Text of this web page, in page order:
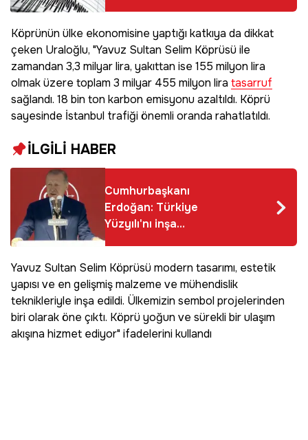
Köprünün ülke ekonomisine yaptığı katkıya da dikkat
çeken Uraloğlu, "Yavuz Sultan Selim Köprüsü ile
zamandan 3,3 milyar lira, yakıttan ise 155 milyon lira
olmak üzere toplam 3 milyar 455 milyon lira tasarruf
sağlandı. 18 bin ton karbon emisyonu azaltıldı. Köprü
sayesinde İstanbul trafiği önemli oranda rahatlatıldı.
İLGİLİ HABER
Cumhurbaşkanı
Erdoğan: Türkiye
Yüzyılı'nı inşa
edeceğiz
Yavuz Sultan Selim Köprüsü modern tasarımı, estetik
yapısı ve en gelişmiş malzeme ve mühendislik
teknikleriyle inşa edildi. Ülkemizin sembol projelerinden
biri olarak öne çıktı. Köprü yoğun ve sürekli bir ulaşım
akışına hizmet ediyor" ifadelerini kullandı